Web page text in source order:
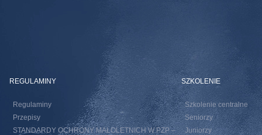
REGULAMINY
Regulaminy
Przepisy
STANDARDY OCHRONY MAŁOLETNICH W PZP –
SZKOLENIE
Szkolenie centralne
Seniorzy
Juniorzy